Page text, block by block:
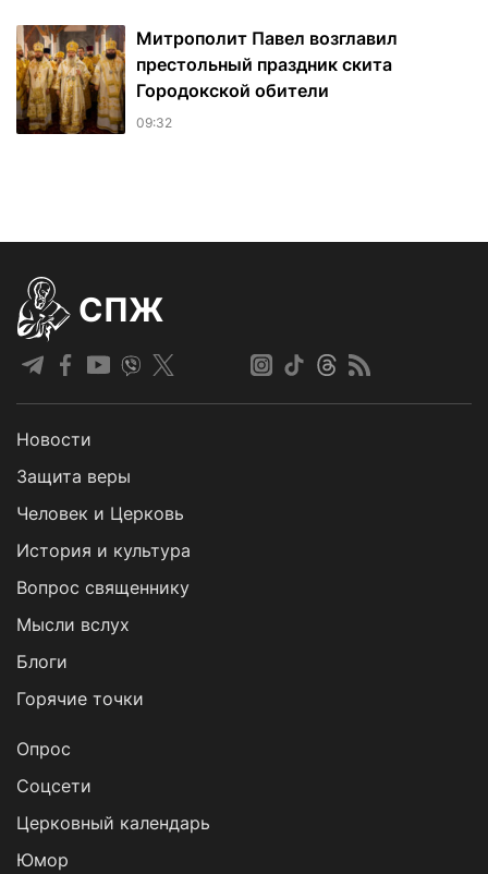
Митрополит Павел возглавил
престольный праздник скита
Городокской обители
09:32
СПЖ
Новости
Защита веры
Человек и Церковь
История и культура
Вопрос священнику
Мысли вслух
Блоги
Горячие точки
Опрос
Cоцсети
Церковный календарь
Юмор